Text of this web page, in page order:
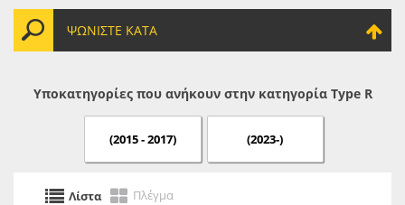
ΨΩΝΊΣΤΕ ΚΑΤΆ
Υποκατηγορίες που ανήκουν στην κατηγορία Type R
(2015 - 2017) (2023-)
Λίστα Πλέγμα